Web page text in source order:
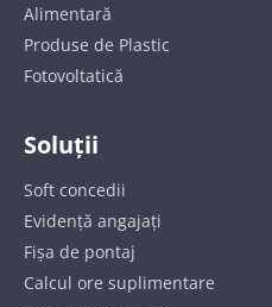
Alimentară
Produse de Plastic
Fotovoltatică
Soluții
Soft concedii
Evidență angajați
Fișa de pontaj
Calcul ore suplimentare